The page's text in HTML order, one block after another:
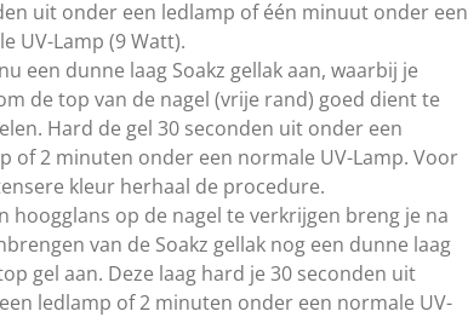
uit onder een ledlamp of één minuut onder een
UV-Lamp (9 Watt).
een dunne laag Soakz gellak aan, waarbij je
de top van de nagel (vrije rand) goed dient te
Hard de gel 30 seconden uit onder een
of 2 minuten onder een normale UV-Lamp. Voor
kleur herhaal de procedure.
hoogglans op de nagel te verkrijgen breng je na
van de Soakz gellak nog een dunne laag
gel aan. Deze laag hard je 30 seconden uit
ledlamp of 2 minuten onder een normale UV-